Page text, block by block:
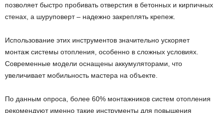
позволяет быстро пробивать отверстия в бетонных и кирпичных
стенах, а шуруповерт – надежно закреплять крепеж.
Использование этих инструментов значительно ускоряет
монтаж системы отопления, особенно в сложных условиях.
Современные модели оснащены аккумуляторами, что
увеличивает мобильность мастера на объекте.
По данным опроса, более 60% монтажников систем отопления
рекомендуют именно такие инструменты для повышения